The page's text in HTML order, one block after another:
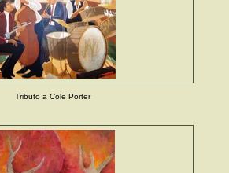
Tributo a Cole Porter